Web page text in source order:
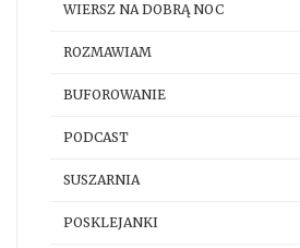
WIERSZ NA DOBRĄ NOC
ROZMAWIAM
BUFOROWANIE
PODCAST
SUSZARNIA
POSKLEJANKI